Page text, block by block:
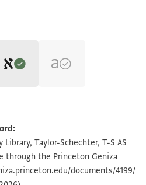
(1950–85).
ב[
ודאר צינ[י וכ]ולנגאן מ[ן]
יארג אלביקרה ד זו ויוברד .
Zoom and Rotate
Taylor-Schechter, T-S AS
through the Princeton Geniza
documents/4199/